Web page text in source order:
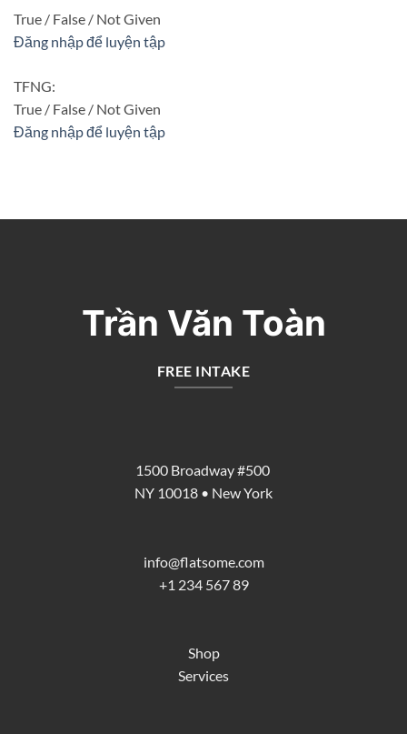
True / False / Not Given
Đăng nhập để luyện tập
TFNG:
True / False / Not Given
Đăng nhập để luyện tập
Trần Văn Toàn
FREE INTAKE
1500 Broadway #500
NY 10018 • New York
info@flatsome.com
+1 234 567 89
Shop
Services